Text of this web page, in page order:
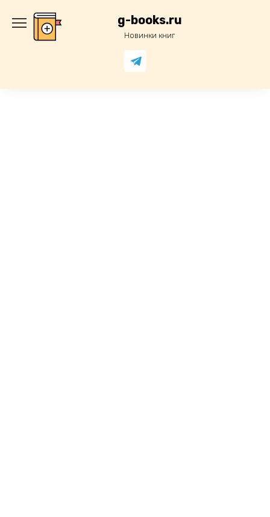
содержанию
g-books.ru
Новинки книг